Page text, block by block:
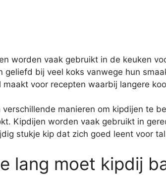
worden vaak gebruikt in de keuken
geliefd bij veel koks vanwege hun
maakt voor recepten waarbij langere
verschillende manieren om kipdijen te
Kipdijen worden vaak gebruikt in
stukje kip dat zich goed leent voor
lang moet kipdij